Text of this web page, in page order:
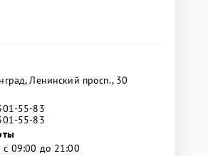
Ленинский просп., 30
55-83
55-83
с 09:00 до 21:00